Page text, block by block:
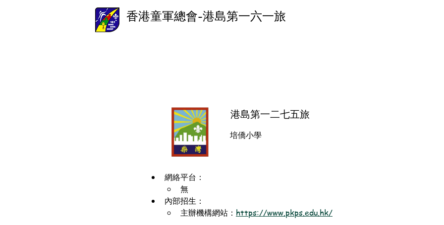
香港童軍總會-港島第一六一旅
港島第一二七五旅
培僑小學
網絡平台：
無
內部招生：
主辦機構網站： https://www.pkps.edu.hk/